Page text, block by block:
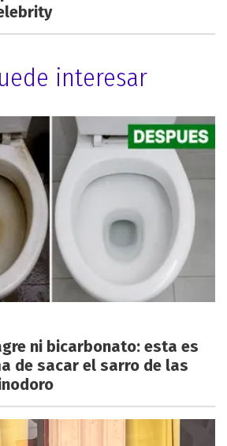
interesar
ni bicarbonato: esta es
de sacar el sarro de las